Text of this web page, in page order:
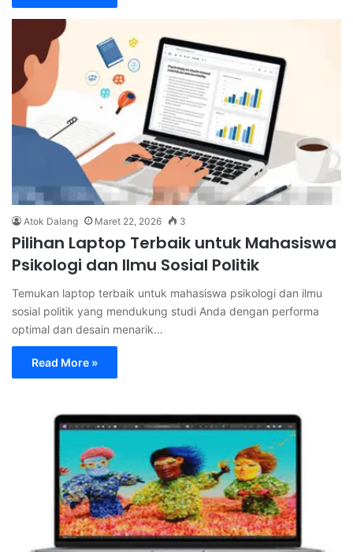
Atok Dalang Maret 22, 2026 3
Pilihan Laptop Terbaik untuk Mahasiswa
Psikologi dan Ilmu Sosial Politik
Temukan laptop terbaik untuk mahasiswa psikologi dan ilmu
sosial politik yang mendukung studi Anda dengan performa
optimal dan desain menarik…
Read More »